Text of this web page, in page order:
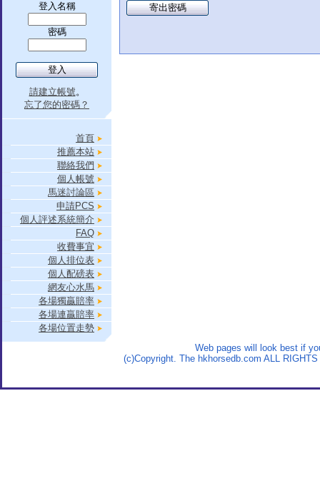
登入名稱
密碼
請建立帳號。
忘了您的密碼？
首頁
推薦本站
聯絡我們
個人帳號
馬迷討論區
申請PCS
個人評述系統簡介
FAQ
收費事宜
個人排位表
個人配磅表
網友心水馬
各場獨贏賠率
各場連贏賠率
各場位置走勢
Web pages will look best if
(c)Copyright. The hkhorsedb.com ALL